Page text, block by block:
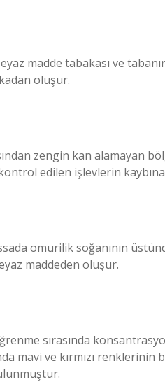
madde tabakası ve
oluşur.
zengin kan alamayan
edilen işlevlerin
omurilik soğanının
maddeden oluşur.
sırasında
mavi ve kırmızı renklerinin